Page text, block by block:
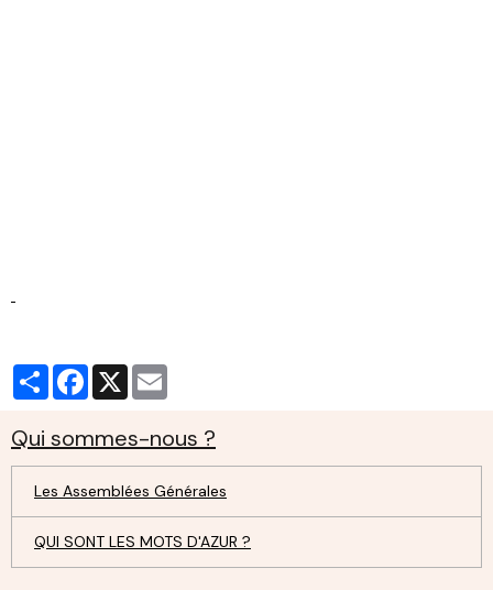
PartagerFacebook
X
Qui sommes-nous ?
Les Assemblées Générales
QUI SONT LES MOTS D'AZUR ?